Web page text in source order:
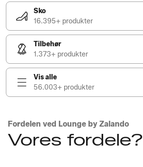
Sko
16.395+ produkter
Tilbehør
1.373+ produkter
Vis alle
56.003+ produkter
Fordelen ved Lounge by Zalando
Vores fordele?